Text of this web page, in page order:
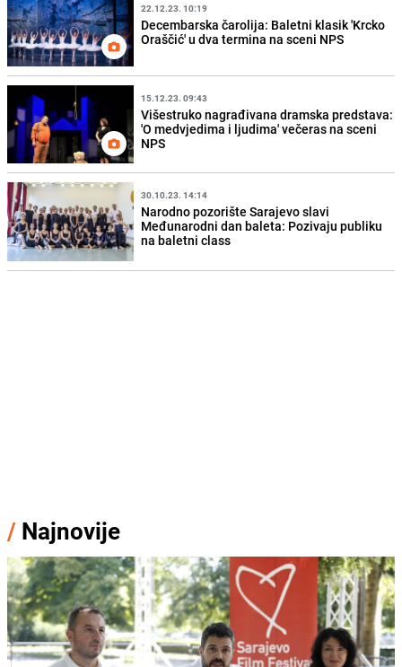
22.12.23. 10:19
Decembarska čarolija: Baletni klasik 'Krcko
Oraščić' u dva termina na sceni NPS
15.12.23. 09:43
Višestruko nagrađivana dramska predstava:
'O medvjedima i ljudima' večeras na sceni
NPS
30.10.23. 14:14
Narodno pozorište Sarajevo slavi
Međunarodni dan baleta: Pozivaju publiku
na baletni class
/ Najnovije